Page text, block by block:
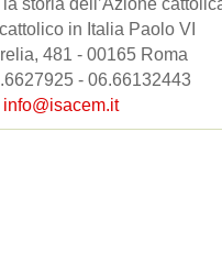
storia dell’Azione
in Italia Paolo VI
481 - 00165 Roma
- 06.66132443
info@isacem.it